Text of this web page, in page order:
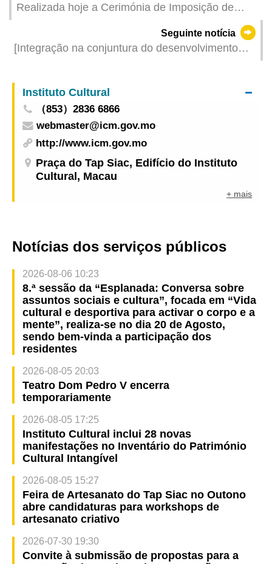
Realizada hoje a Cerimónia de Imposição de
Medalhas e Títulos Honoríficos do Ano de 2024
Seguinte notícia
[Integração na conjuntura do desenvolvimento
associações comerciais para visita à Província de
Sichuan, no sentido de promover a cooperação
económica com a região ocidental
Instituto Cultural
（853）2836 6866
webmaster@icm.gov.mo
http://www.icm.gov.mo
Praça do Tap Siac, Edifício do Instituto
Cultural, Macau
+ mais
Notícias dos serviços públicos
2026-08-06 10:23
8.ª sessão da “Esplanada: Conversa sobre
assuntos sociais e cultura”, focada em “Vida
cultural e desportiva para activar o corpo e a
mente”, realiza-se no dia 20 de Agosto,
sendo bem-vinda a participação dos
residentes
2026-08-05 20:03
Teatro Dom Pedro V encerra
temporariamente
2026-08-05 17:25
Instituto Cultural inclui 28 novas
manifestações no Inventário do Património
Cultural Intangível
2026-08-05 15:27
Feira de Artesanato do Tap Siac no Outono
abre candidaturas para workshops de
artesanato criativo
2026-07-30 19:30
Convite à submissão de propostas para a